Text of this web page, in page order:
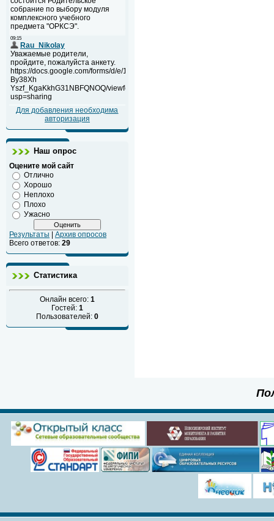
Для добавления необходима
авторизация
Наш опрос
Оцените мой сайт
Отлично
Хорошо
Неплохо
Плохо
Ужасно
Результаты
Архив опросов
Всего ответов: 29
Статистика
Онлайн всего: 1
Гостей: 1
Пользователей: 0